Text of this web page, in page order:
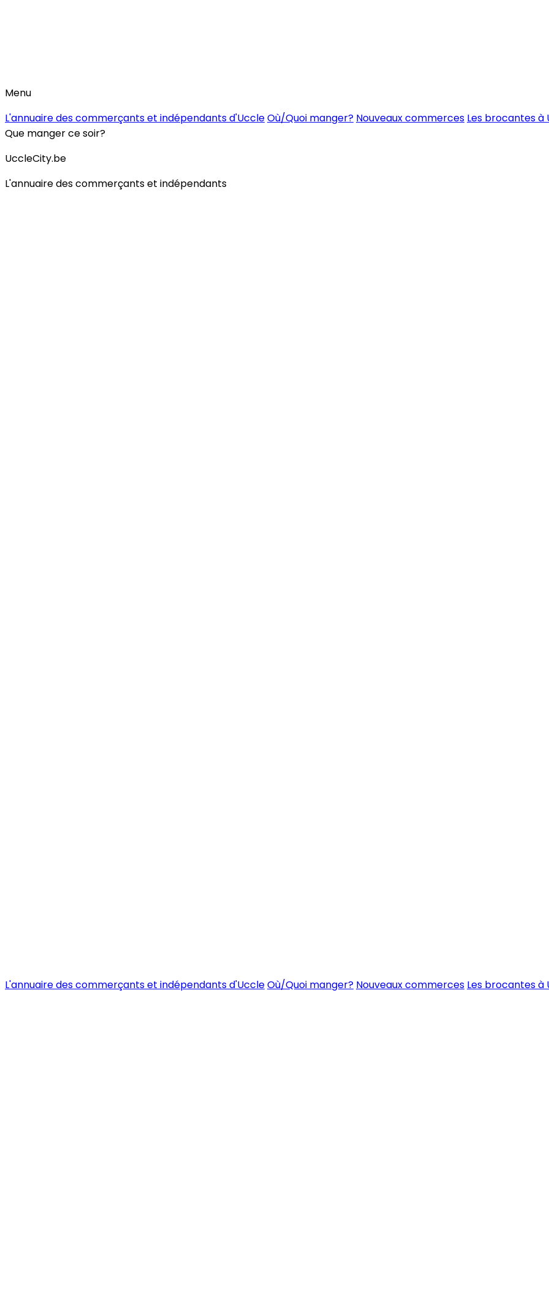
Menu
L'annuaire des commerçants et indépendants d'UccleOù/Quoi manger? Nouveaux commerces Les brocantes à
Que manger ce soir?
UccleCity.be
L'annuaire des commerçants et indépendants
L'annuaire des commerçants et indépendants d'UccleOù/Quoi manger? Nouveaux commerces Les brocantes à